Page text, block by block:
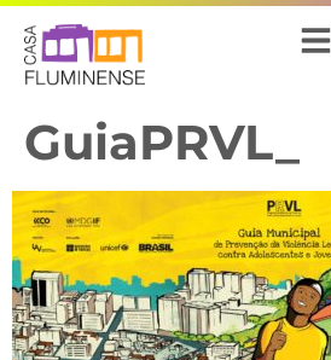
GuiaPRVL_